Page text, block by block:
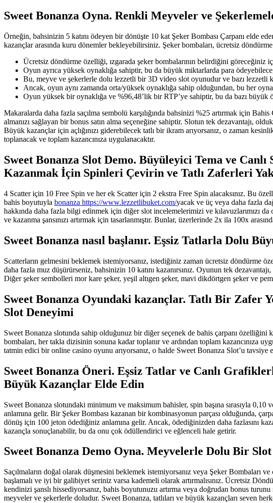
Sweet Bonanza Oyna. Renkli Meyveler ve
Örneğin, bahsinizin 5 katını ödeyen bir dönüşte 10 kat Şeker Bombası Çarpanı elde
kazançlar arasında kuru dönemler bekleyebilirsiniz. Şeker bombaları, ücretsiz
Ücretsiz döndürme özelliği, ızgarada şeker bombalarının belirdiğini
Oyun ayrıca yüksek oynaklığa sahiptir, bu da büyük miktarlarda para
Bu, meyve ve şekerlerle dolu lezzetli bir 3D video slot oyunudur ve bazı lezzetli
Ancak, oyun aynı zamanda orta/yüksek oynaklığa sahip olduğundan, bu her
Oyun yüksek bir oynaklığa ve %96,48’lik bir RTP’ye sahiptir, bu da bazı büyük
Makaralarda daha fazla saçılma sembolü karşılığında bahsinizi %25 artırmak için
almanızı sağlayan bir bonus satın alma seçeneğine sahiptir. Slotun tek dezavantajı,
Büyük kazançlar için açlığınızı giderebilecek tatlı bir ikram arıyorsanız, o zaman
toplanacak ve toplam kazancınıza uygulanacaktır.
Sweet Bonanza Slot Demo. Büyüleyici Tema ve
Kazanmak İçin Spinleri Çevirin ve Tatlı Zaferleri
4 Scatter için 10 Free Spin ve her ek Scatter için 2 ekstra Free Spin alacaksınız. Bu
bahis boyutuyla bonanza https://www.lezzetlibuket.com/yacak ve üç veya daha fazla
hakkında daha fazla bilgi edinmek için diğer slot incelemelerimizi ve kılavuzlarımızı
ve kazanma şansınızı artırmak için tasarlanmıştır. Bunlar, üzerlerinde 2x ila 100x
Sweet Bonanza nasıl başlanır. Eşsiz Tatlarla Dolu
Scatterların gelmesini beklemek istemiyorsanız, istediğiniz zaman ücretsiz döndürme
daha fazla muz düşürürseniz, bahsinizin 10 katını kazanırsınız. Oyunun tek
Diğer şeker sembolleri mor kare şeker, yeşil altıgen şeker, mavi dikdörtgen şeker ve
Sweet Bonanza Oyundaki kazançlar. Tatlı Bir
Slot Deneyimi
Sweet Bonanza slotunda sahip olduğunuz bir diğer seçenek de bahis çarpanı
bombaları, her takla dizisinin sonuna kadar toplanır ve ardından toplam kazancınıza
tatmin edici bir online casino oyunu arıyorsanız, o halde Sweet Bonanza Slot’u
Sweet Bonanza Öneri. Eşsiz Tatlar ve Canlı
Büyük Kazançlar Elde Edin
Sweet Bonanza slotundaki minimum ve maksimum bahisler, spin başına sırasıyla
anlamına gelir. Bir Şeker Bombası kazanan bir kombinasyonun parçası olduğunda,
dönüş için 100 jeton ödediğiniz anlamına gelir. Ancak, ödediğinizden daha fazlasını
kazançla sonuçlanabilir, bu da onu çok ödüllendirici ve eğlenceli hale getirir.
Sweet Bonanza Demo Oyna. Meyvelerle Dolu Bir
Saçılmaların doğal olarak düşmesini beklemek istemiyorsanız veya Şeker Bombaları
başlamalı ve iyi bir galibiyet seriniz varsa kademeli olarak artırmalısınız. Ücretsiz
kendinizi şanslı hissediyorsanız, bahis boyutunuzu artırma veya doğrudan bonus
meyveler ve şekerlerle doludur. Sweet Bonanza, tatlıları ve büyük kazançları seven